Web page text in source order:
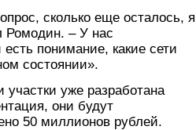
сколько еще осталось, я
Ромодин. – У нас
понимание, какие сети
состоянии».
уже разработана
они будут
50 миллионов рублей.